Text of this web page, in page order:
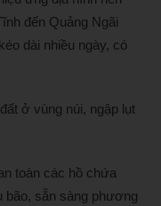
đến Quảng Ngãi
dài nhiều ngày, có
ở vùng núi, ngập lụt
toàn các hồ chứa
bão, sẵn sàng phương